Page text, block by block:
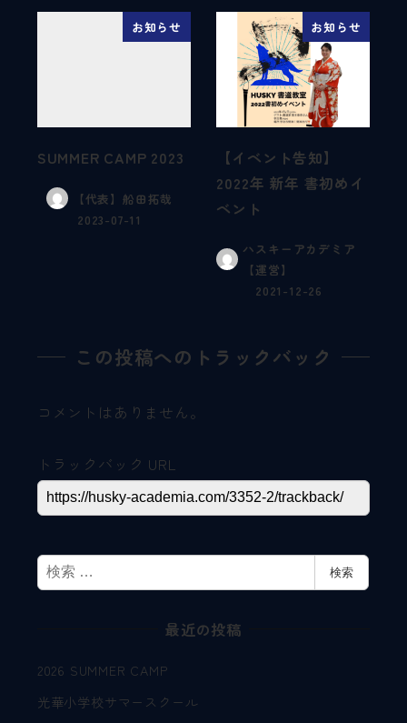
お知らせ
SUMMER CAMP 2023
【代表】船田拓哉
2023-07-11
お知らせ
【イベント告知】
2022年 新年 書初めイ
ベント
ハスキーアカデミア
【運営】
2021-12-26
この投稿へのトラックバック
コメントはありません。
トラックバック URL
検
索
検索
最近の投稿
2026 SUMMER CAMP
光華小学校サマースクール